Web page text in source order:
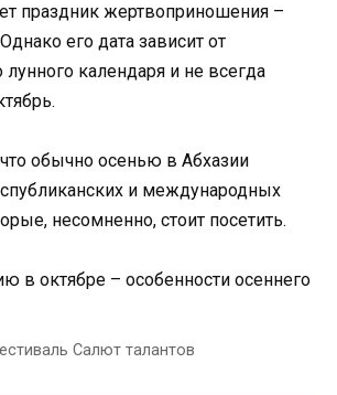
праздник жертвоприношения –
его дата зависит от
календаря и не всегда
обычно осенью в Абхазии
и международных
несомненно, стоит посетить.
Салют талантов